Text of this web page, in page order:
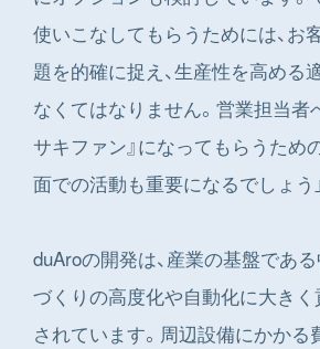
使いこなしてもらうためには、お
題を的確に捉え、生産性を高める
なくてはなりません。営業担当者
サキファン』になってもらうため
面での活動も重要になるでしょう」
duAroの開発は、産業の基盤であ
づくりの高度化や自動化に大き
されています。周辺設備にかかる